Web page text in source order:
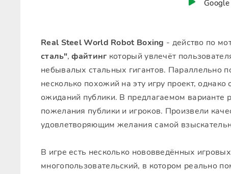
Real Steel World Robot Boxing - действо по
сталь",файтинг который увлечёт
небывалых стальных гигантов. Параллельно
несколько похожий на эту игру проект,
ожиданий публики. В предлагаемом варианте
пожелания публики и игроков. Произвели
удовлетворяющим желания самой
В игре есть несколько нововведённых
многопользовательский, в котором реально